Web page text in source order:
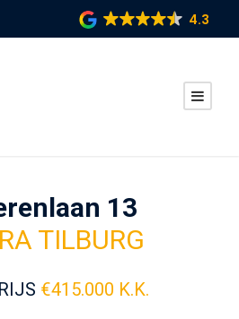
4.3
13
TILBURG
€415.000 K.K.